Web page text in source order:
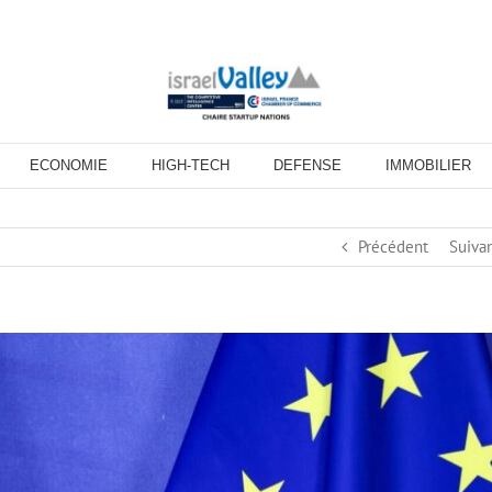
ECONOMIE HIGH-TECH DEFENSE IMMOBILIER
Précédent